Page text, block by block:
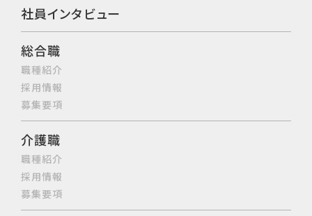
社員インタビュー
総合職
職種紹介
採用情報
募集要項
介護職
職種紹介
採用情報
募集要項